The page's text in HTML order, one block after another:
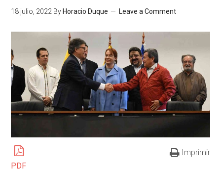
18 julio, 2022 By Horacio Duque Leave a Comment
PDF
Imprimir